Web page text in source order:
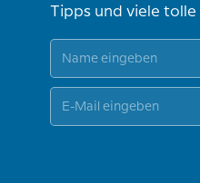
Tipps und viele tolle